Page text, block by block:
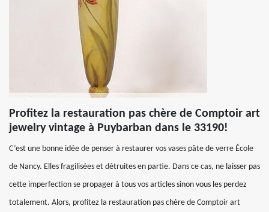
Profitez la restauration pas chère de Comptoir art
jewelry vintage à Puybarban dans le 33190!
C’est une bonne idée de penser à restaurer vos vases pâte de verre École
de Nancy. Elles fragilisées et détruites en partie. Dans ce cas, ne laisser pas
cette imperfection se propager à tous vos articles sinon vous les perdez
totalement. Alors, profitez la restauration pas chère de Comptoir art